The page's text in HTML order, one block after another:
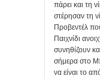
πάρει και τη
στέρησαν τη
Προβεντέλ
Παιχνίδι
συνηθίζουν
σήμερα στο
να είναι το